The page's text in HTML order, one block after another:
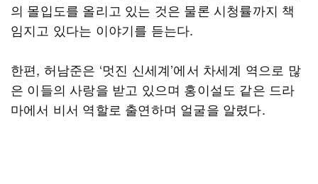
의 몰입도를 올리고 있는 것은 물론 시청률까지 책
임지고 있다는 이야기를 듣는다.
한편, 허남준은 ‘멋진 신세계’에서 차세계 역으로 많
은 이들의 사랑을 받고 있으며 홍이설도 같은 드라
마에서 비서 역할로 출연하며 얼굴을 알렸다.